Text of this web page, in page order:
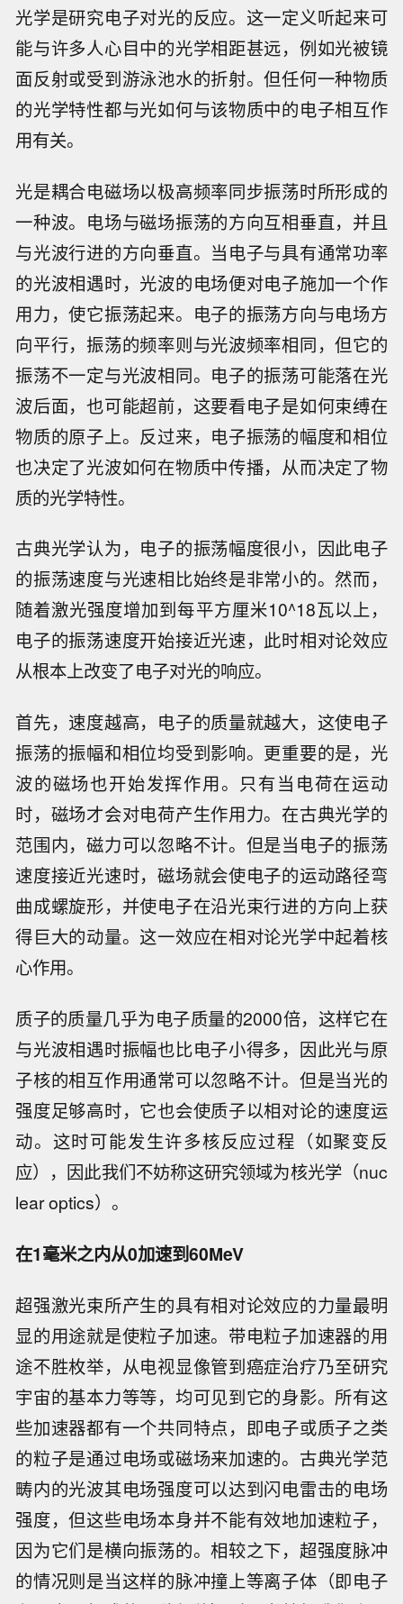
光学是研究电子对光的反应。这一定义听起来可
能与许多人心目中的光学相距甚远，例如光被镜
面反射或受到游泳池水的折射。但任何一种物质
的光学特性都与光如何与该物质中的电子相互作
用有关。
光是耦合电磁场以极高频率同步振荡时所形成的
一种波。电场与磁场振荡的方向互相垂直，并且
与光波行进的方向垂直。当电子与具有通常功率
的光波相遇时，光波的电场便对电子施加一个作
用力，使它振荡起来。电子的振荡方向与电场方
向平行，振荡的频率则与光波频率相同，但它的
振荡不一定与光波相同。电子的振荡可能落在光
波后面，也可能超前，这要看电子是如何束缚在
物质的原子上。反过来，电子振荡的幅度和相位
也决定了光波如何在物质中传播，从而决定了物
质的光学特性。
古典光学认为，电子的振荡幅度很小，因此电子
的振荡速度与光速相比始终是非常小的。然而，
随着激光强度增加到每平方厘米10^18瓦以上，
电子的振荡速度开始接近光速，此时相对论效应
从根本上改变了电子对光的响应。
首先，速度越高，电子的质量就越大，这使电子
振荡的振幅和相位均受到影响。更重要的是，光
波的磁场也开始发挥作用。只有当电荷在运动
时，磁场才会对电荷产生作用力。在古典光学的
范围内，磁力可以忽略不计。但是当电子的振荡
速度接近光速时，磁场就会使电子的运动路径弯
曲成螺旋形，并使电子在沿光束行进的方向上获
得巨大的动量。这一效应在相对论光学中起着核
心作用。
质子的质量几乎为电子质量的2000倍，这样它在
与光波相遇时振幅也比电子小得多，因此光与原
子核的相互作用通常可以忽略不计。但是当光的
强度足够高时，它也会使质子以相对论的速度运
动。这时可能发生许多核反应过程（如聚变反
应），因此我们不妨称这研究领域为核光学（nuc
lear optics）。
在1毫米之内从0加速到60MeV
超强激光束所产生的具有相对论效应的力量最明
显的用途就是使粒子加速。带电粒子加速器的用
途不胜枚举，从电视显像管到癌症治疗乃至研究
宇宙的基本力等等，均可见到它的身影。所有这
些加速器都有一个共同特点，即电子或质子之类
的粒子是通过电场或磁场来加速的。古典光学范
畴内的光波其电场强度可以达到闪电雷击的电场
强度，但这些电场本身并不能有效地加速粒子，
因为它们是横向振荡的。相较之下，超强度脉冲
的情况则是当这样的脉冲撞上等离子体（即电子